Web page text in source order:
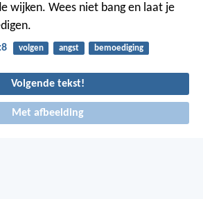
wijken. Wees niet bang en laat je
volgen angst bemoediging
Volgende tekst!
Met afbeelding